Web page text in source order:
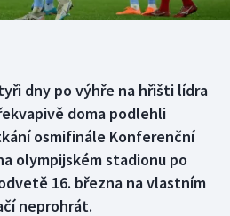
dny po výhře na hřišti lídra
doma podlehli
osmifinále Konferenční
olympijském stadionu po
16. března na vlastním
neprohrát.